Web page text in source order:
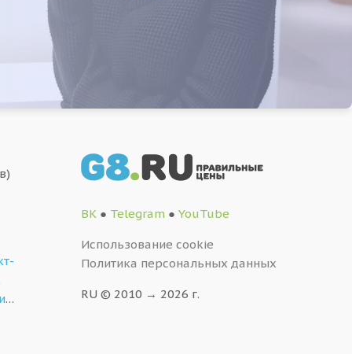
…
ВК ● Telegram ● YouTube
Использование cookie
Политика персональных данных
RU © 2010 → 2026 г.